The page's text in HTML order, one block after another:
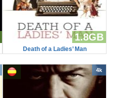
1.8GB
Death of a Ladies’ Man
4k